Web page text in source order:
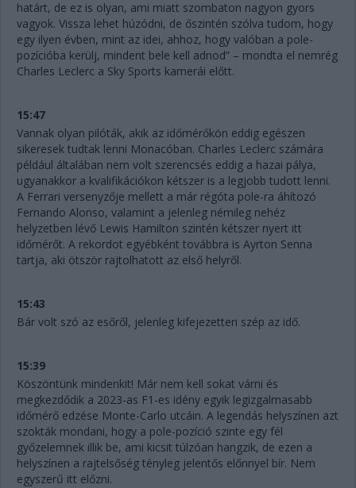
határt, de ez is olyan, ami miatt szombaton nagyon gyors
vagyok. Vissza lehet húzódni, de őszintén szólva tudom, hogy
egy ilyen évben, mint az idei, ahhoz, hogy valóban a pole-
pozícióba kerülj, mindent bele kell adnod” – mondta el nemrég
Charles Leclerc a Sky Sports kamerái előtt.
15:47
Vannak olyan pilóták, akik az időmérőkön eddig egészen
sikeresek tudtak lenni Monacóban. Charles Leclerc számára
például általában nem volt szerencsés eddig a hazai pálya,
ugyanakkor a kvalifikációkon kétszer is a legjobb tudott lenni.
A Ferrari versenyzője mellett a már régóta pole-ra áhítozó
Fernando Alonso, valamint a jelenleg némileg nehéz
helyzetben lévő Lewis Hamilton szintén kétszer nyert itt
időmérőt. A rekordot egyébként továbbra is Ayrton Senna
tartja, aki ötször rajtolhatott az első helyről.
15:43
Bár volt szó az esőről, jelenleg kifejezetten szép az idő.
15:39
Köszöntünk mindenkit! Már nem kell sokat várni és
megkezdődik a 2023-as F1-es idény egyik legizgalmasabb
időmérő edzése Monte-Carlo utcáin. A legendás helyszínen azt
szokták mondani, hogy a pole-pozíció szinte egy fél
győzelemnek illik be, ami kicsit túlzóan hangzik, de ezen a
helyszínen a rajtelsőség tényleg jelentős előnnyel bír. Nem
egyszerű itt előzni.